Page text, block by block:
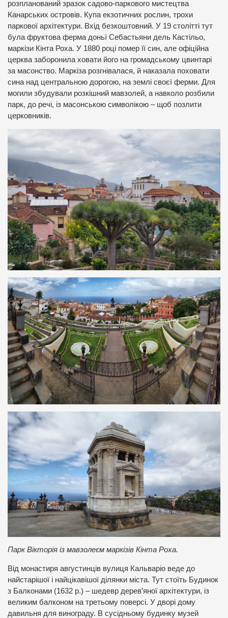
розпланований зразок садово-паркового мистецтва
Канарських островів. Купа екзотичних рослин, трохи
паркової архітектури. Вхід безкоштовний. У 19 столітті тут
була фруктова ферма доньї Себастьяни дель Кастільо,
маркізи Кінта Роха. У 1880 році помер її син, але офіційна
церква заборонила ховати його на громадському цвинтарі
за масонство. Маркіза розгнівалася, й наказала поховати
сина над центральною дорогою, на землі своєї ферми. Для
могили збудували розкішний мавзолей, а навколо розбили
парк, до речі, із масонською символікою – щоб позлити
церковників.
Парк Вікторія із мавзолеєм маркізів Кінта Роха.
Від монастиря августинців вулиця Кальваріо веде до
найстарішої і найцікавішої ділянки міста. Тут стоїть Будинок
з Балконами (1632 р.) – шедевр дерев’яної архітектури, із
великим балконом на третьому поверсі. У дворі дому
давильня для винограду. В сусідньому будинку музей